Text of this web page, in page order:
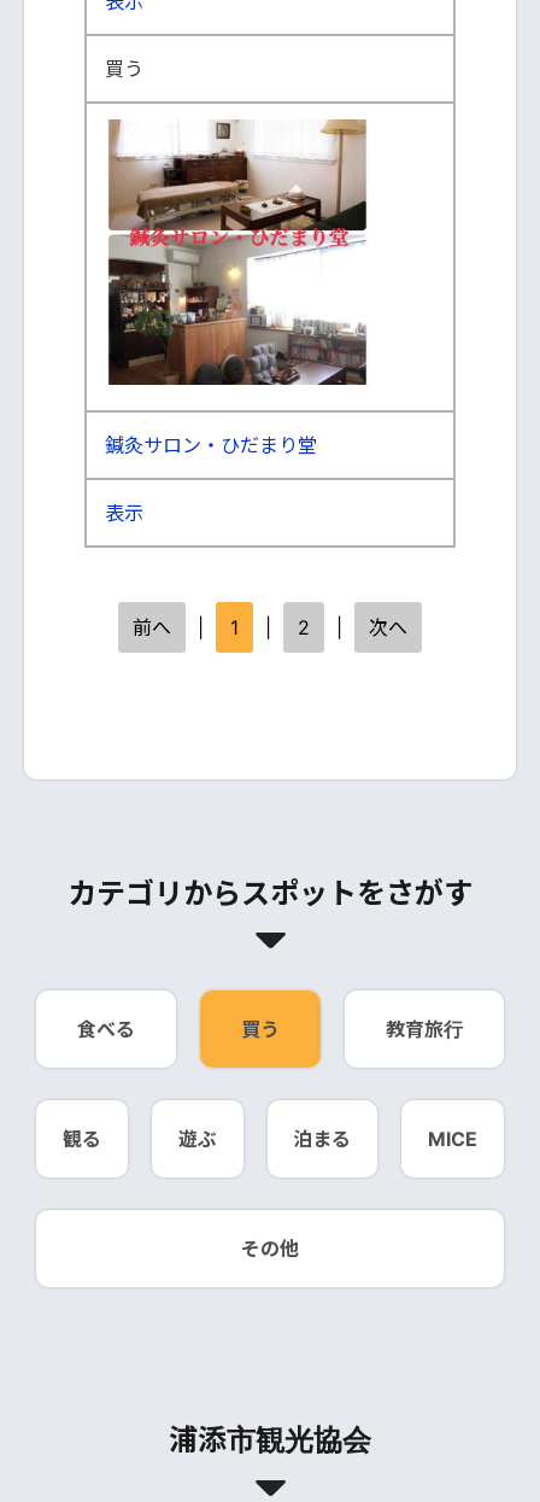
買う
鍼灸サロン・ひだまり堂
表示
前へ 1 2 次へ
カテゴリからスポットをさがす
食べる 買う 教育旅行
観る 遊ぶ 泊まる MICE
その他
浦添市観光協会